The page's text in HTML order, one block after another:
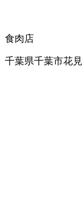
食肉店
千葉県千葉市花